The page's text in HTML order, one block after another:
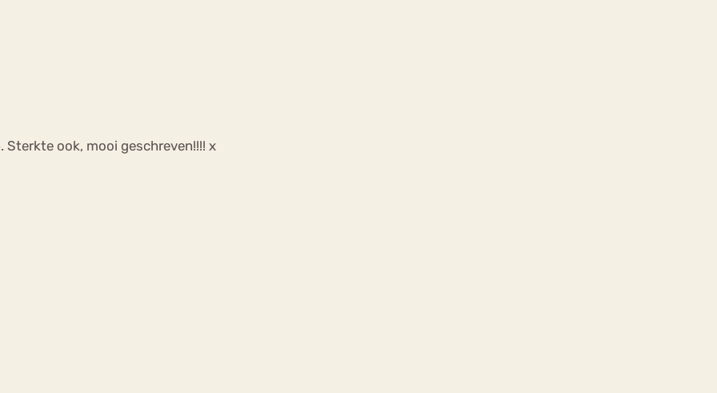
Sterkte ook, mooi geschreven!!!! x